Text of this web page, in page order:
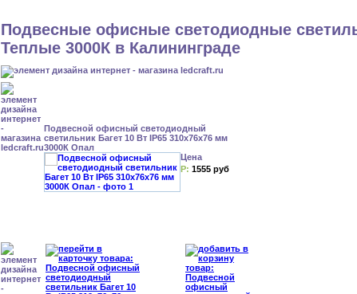
Подвесные офисные светодиодные
Теплые 3000К в Калининграде
Подвесной офисный светодиодный
светильник Багет 10 Вт IP65 310x76x76 мм
3000К Опал
Цена
Р: 1555 руб